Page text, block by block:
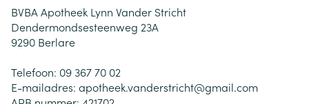
BVBA Apotheek Lynn Vander Stricht
Dendermondsesteenweg 23A
9290 Berlare
Telefoon: 09 367 70 02
E-mailadres: apotheek.vanderstricht@gmail.com